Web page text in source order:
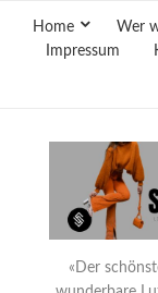
Home Wer
Impressum
«Der